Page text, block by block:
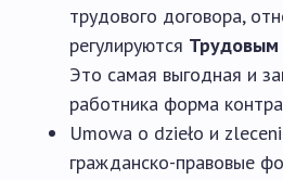
трудового договора,
регулируются Трудовым
Это самая выгодная и
работника форма
Umowa o dzieło и
гражданско-правовые